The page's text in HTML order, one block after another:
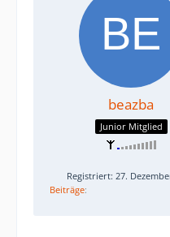
beazba
Junior Mitglied
Registriert: 27.
Beiträge